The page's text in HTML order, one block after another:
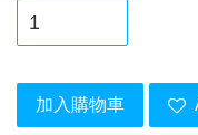
加入購物車